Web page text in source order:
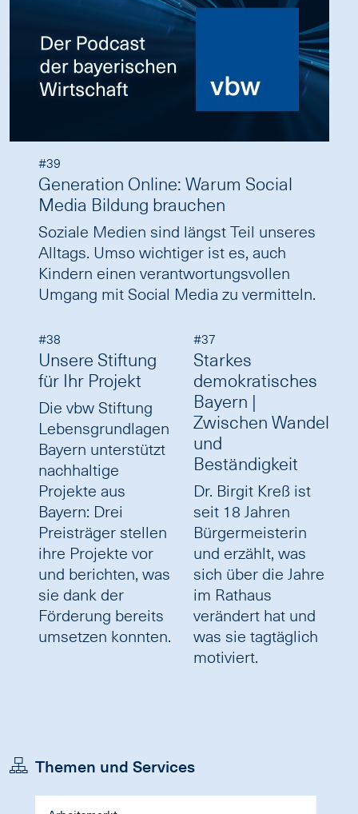
#39
Generation Online: Warum Social
Media Bildung brauchen
Soziale Medien sind längst Teil unseres
Alltags. Umso wichtiger ist es, auch
Kindern einen verantwortungsvollen
Umgang mit Social Media zu vermitteln.
#38
Unsere Stiftung
für Ihr Projekt
Die vbw Stiftung
Lebensgrundlagen
Bayern unterstützt
nachhaltige
Projekte aus
Bayern: Drei
Preisträger stellen
ihre Projekte vor
und berichten, was
sie dank der
Förderung bereits
umsetzen konnten.
#37
Starkes
demokratisches
Bayern |
Zwischen Wandel
und
Beständigkeit
Dr. Birgit Kreß ist
seit 18 Jahren
Bürgermeisterin
und erzählt, was
sich über die Jahre
im Rathaus
verändert hat und
was sie tagtäglich
motiviert.
Themen und Services